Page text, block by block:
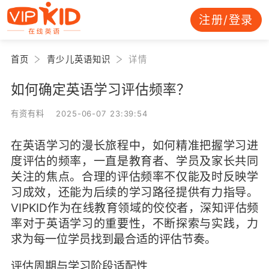
注册/登录
首页 青少儿英语知识 详情
如何确定英语学习评估频率？
有资有料 2025-06-07 23:39:54
在英语学习的漫长旅程中，如何精准把握学习进
度评估的频率，一直是教育者、学员及家长共同
关注的焦点。合理的评估频率不仅能及时反映学
习成效，还能为后续的学习路径提供有力指导。
VIPKID作为在线教育领域的佼佼者，深知评估频
率对于英语学习的重要性，不断探索与实践，力
求为每一位学员找到最合适的评估节奏。
评估周期与学习阶段适配性